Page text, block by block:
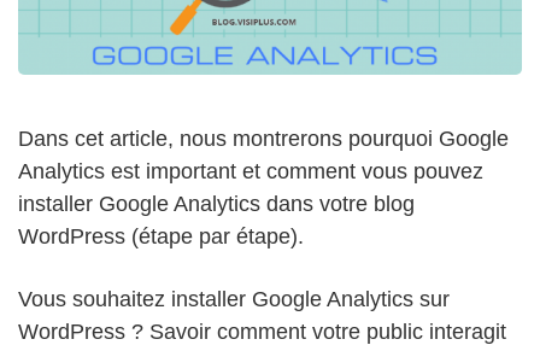
Dans cet article, nous montrerons pourquoi Google
Analytics est important et comment vous pouvez
installer Google Analytics dans votre blog
WordPress (étape par étape).
Vous souhaitez installer Google Analytics sur
WordPress ? Savoir comment votre public interagit